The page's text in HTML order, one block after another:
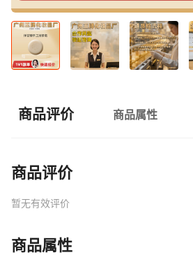
商品评价 商品属性
商品评价
暂无有效评价
商品属性